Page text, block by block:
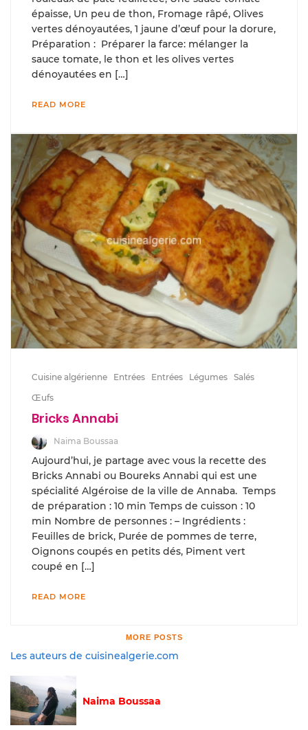
épaisse, Un peu de thon, Fromage râpé, Olives
vertes dénoyautées, 1 jaune d’œuf pour la dorure,
Préparation : Préparer la farce: mélanger la
sauce tomate, le thon et les olives vertes
dénoyautées en […]
READ MORE
Cuisine algérienne Entrées Entrées Légumes Salés
Œufs
Bricks Annabi
Naima Boussaa
Aujourd’hui, je partage avec vous la recette des
Bricks Annabi ou Boureks Annabi qui est une
spécialité Algéroise de la ville de Annaba. Temps
de préparation : 10 min Temps de cuisson : 10
min Nombre de personnes : – Ingrédients :
Feuilles de brick, Purée de pommes de terre,
Oignons coupés en petits dés, Piment vert
coupé en […]
READ MORE
MORE POSTS
Les auteurs de cuisinealgerie.com
Naima Boussaa